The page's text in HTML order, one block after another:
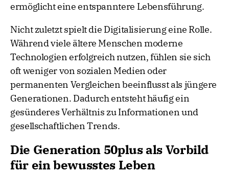
ermöglicht eine entspanntere Lebensführung.
Nicht zuletzt spielt die Digitalisierung eine Rolle.
Während viele ältere Menschen moderne
Technologien erfolgreich nutzen, fühlen sie sich
oft weniger von sozialen Medien oder
permanenten Vergleichen beeinflusst als jüngere
Generationen. Dadurch entsteht häufig ein
gesünderes Verhältnis zu Informationen und
gesellschaftlichen Trends.
Die Generation 50plus als Vorbild
für ein bewusstes Leben